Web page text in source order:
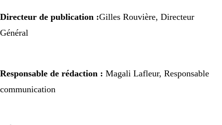
Directeur de publication :Gilles Rouvière, Directeur
Général
Responsable de rédaction : Magali Lafleur, Responsable
communication